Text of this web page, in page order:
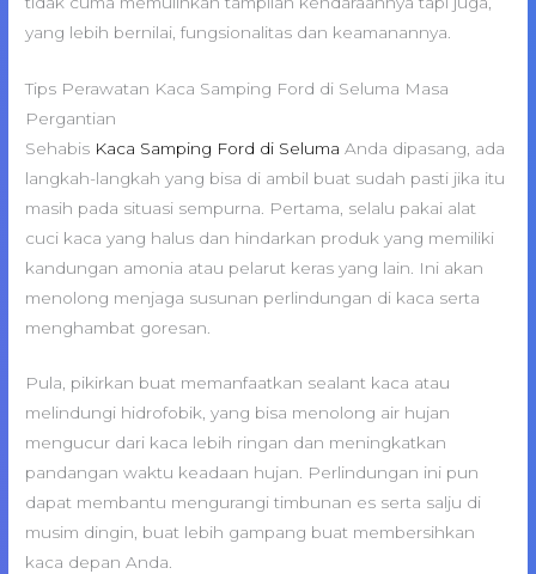
yang lebih bernilai, fungsionalitas dan keamanannya.
Tips Perawatan Kaca Samping Ford di Seluma Masa
Pergantian
Sehabis Kaca Samping Ford di Seluma Anda dipasang, ada
langkah-langkah yang bisa di ambil buat sudah pasti jika itu
masih pada situasi sempurna. Pertama, selalu pakai alat
cuci kaca yang halus dan hindarkan produk yang memiliki
kandungan amonia atau pelarut keras yang lain. Ini akan
menolong menjaga susunan perlindungan di kaca serta
menghambat goresan.
Pula, pikirkan buat memanfaatkan sealant kaca atau
melindungi hidrofobik, yang bisa menolong air hujan
mengucur dari kaca lebih ringan dan meningkatkan
pandangan waktu keadaan hujan. Perlindungan ini pun
dapat membantu mengurangi timbunan es serta salju di
musim dingin, buat lebih gampang buat membersihkan
kaca depan Anda.